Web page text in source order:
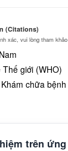
(Citations)
xác, vui lòng tham
giới (WHO)
chữa
trên